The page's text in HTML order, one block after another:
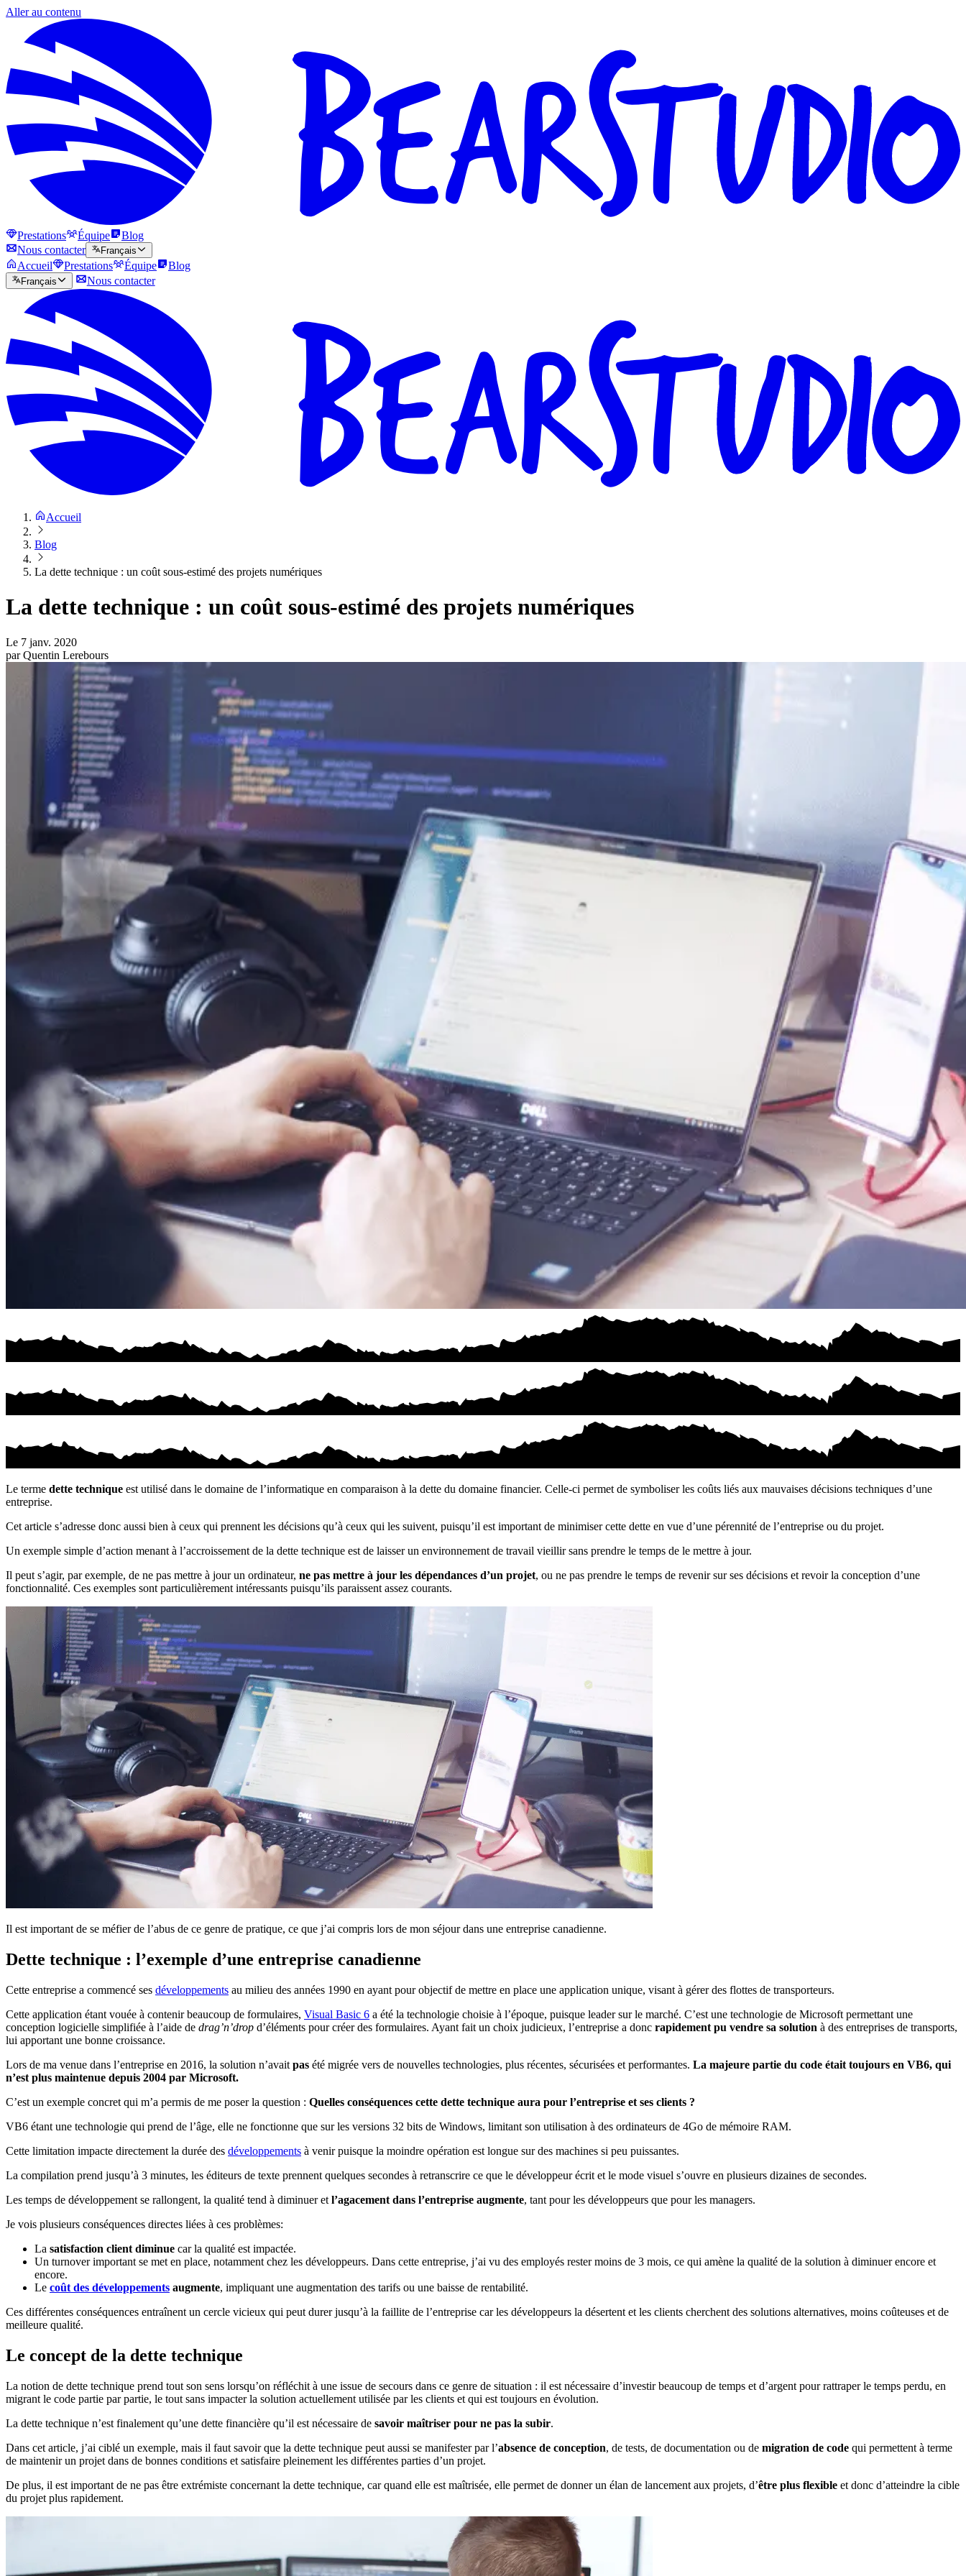
Aller au contenu
Prestations Équipe
Blog
Nous contacter
Français
Accueil Prestations Équipe Blog
Français Nous contacter
Accueil
Blog
La dette technique : un coût sous-estimé des projets numériques
La dette technique : un coût sous-estimé des projets numériques
Le 7 janv. 2020
par Quentin Lerebours
Le terme dette technique est utilisé dans le domaine de l’informatique en comparaison à la dette du domaine financier. Celle-ci permet de symboliser les coûts liés aux mauvaises décisions techniques d’une
entreprise.
Cet article s’adresse donc aussi bien à ceux qui prennent les décisions qu’à ceux qui les suivent, puisqu’il est important de minimiser cette dette en vue d’une pérennité de l’entreprise ou du projet.
Un exemple simple d’action menant à l’accroissement de la dette technique est de laisser un environnement de travail vieillir sans prendre le temps de le mettre à jour.
Il peut s’agir, par exemple, de ne pas mettre à jour un ordinateur, ne pas mettre à jour les dépendances d’un projet, ou ne pas prendre le temps de revenir sur ses décisions et revoir la conception d’une
fonctionnalité. Ces exemples sont particulièrement intéressants puisqu’ils paraissent assez courants.
Il est important de se méfier de l’abus de ce genre de pratique, ce que j’ai compris lors de mon séjour dans une entreprise canadienne.
Dette technique : l’exemple d’une entreprise canadienne
Cette entreprise a commencé ses développements au milieu des années 1990 en ayant pour objectif de mettre en place une application unique, visant à gérer des flottes de transporteurs.
Cette application étant vouée à contenir beaucoup de formulaires, Visual Basic 6 a été la technologie choisie à l’époque, puisque leader sur le marché. C’est une technologie de Microsoft permettant une
conception logicielle simplifiée à l’aide de drag’n’drop d’éléments pour créer des formulaires. Ayant fait un choix judicieux, l’entreprise a donc rapidement pu vendre sa solution à des entreprises de transports,
lui apportant une bonne croissance.
Lors de ma venue dans l’entreprise en 2016, la solution n’avait pas été migrée vers de nouvelles technologies, plus récentes, sécurisées et performantes. La majeure partie du code était toujours en VB6, qui
n’est plus maintenue depuis 2004 par Microsoft.
C’est un exemple concret qui m’a permis de me poser la question : Quelles conséquences cette dette technique aura pour l’entreprise et ses clients ?
VB6 étant une technologie qui prend de l’âge, elle ne fonctionne que sur les versions 32 bits de Windows, limitant son utilisation à des ordinateurs de 4Go de mémoire RAM.
Cette limitation impacte directement la durée des développements à venir puisque la moindre opération est longue sur des machines si peu puissantes.
La compilation prend jusqu’à 3 minutes, les éditeurs de texte prennent quelques secondes à retranscrire ce que le développeur écrit et le mode visuel s’ouvre en plusieurs dizaines de secondes.
Les temps de développement se rallongent, la qualité tend à diminuer et l’agacement dans l’entreprise augmente, tant pour les développeurs que pour les managers.
Je vois plusieurs conséquences directes liées à ces problèmes:
La satisfaction client diminue car la qualité est impactée.
Un turnover important se met en place, notamment chez les développeurs. Dans cette entreprise, j’ai vu des employés rester moins de 3 mois, ce qui amène la qualité de la solution à diminuer encore et
encore.
Le coût des développements augmente, impliquant une augmentation des tarifs ou une baisse de rentabilité.
Ces différentes conséquences entraînent un cercle vicieux qui peut durer jusqu’à la faillite de l’entreprise car les développeurs la désertent et les clients cherchent des solutions alternatives, moins coûteuses et de
meilleure qualité.
Le concept de la dette technique
La notion de dette technique prend tout son sens lorsqu’on réfléchit à une issue de secours dans ce genre de situation : il est nécessaire d’investir beaucoup de temps et d’argent pour rattraper le temps perdu, en
migrant le code partie par partie, le tout sans impacter la solution actuellement utilisée par les clients et qui est toujours en évolution.
La dette technique n’est finalement qu’une dette financière qu’il est nécessaire de savoir maîtriser pour ne pas la subir.
Dans cet article, j’ai ciblé un exemple, mais il faut savoir que la dette technique peut aussi se manifester par l’absence de conception, de tests, de documentation ou de migration de code qui permettent à terme
de maintenir un projet dans de bonnes conditions et satisfaire pleinement les différentes parties d’un projet.
De plus, il est important de ne pas être extrémiste concernant la dette technique, car quand elle est maîtrisée, elle permet de donner un élan de lancement aux projets, d’être plus flexible et donc d’atteindre la cible
du projet plus rapidement.